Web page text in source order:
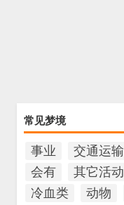
常见梦境
事业 交通运输
会有
其它活动
冷血类
动物